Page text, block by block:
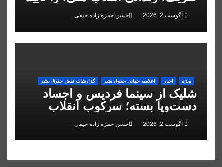
کردآگوست 2, 2026 حسن حمزه زاده حیقی
ویژه اخبار اعلاميه جهانی حقوق بشر گزارشات نقض حقوق بشر
شلیک از سینما فردیس و اجساد
دست‌وپا بسته؛ سرکوب انقلاب
ملی در البرز
آگوست 2, 2026 حسن حمزه زاده حیقی